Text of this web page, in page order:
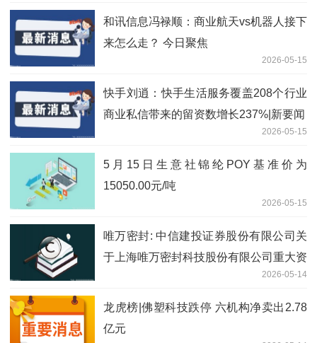
和讯信息冯禄顺：商业航天vs机器人接下
来怎么走？ 今日聚焦
2026-05-15
快手刘逍：快手生活服务覆盖208个行业
商业私信带来的留资数增长237%|新要闻
2026-05-15
5月15日生意社锦纶POY基准价为
15050.00元/吨
2026-05-15
唯万密封: 中信建投证券股份有限公司关
于上海唯万密封科技股份有限公司重大资
产购买之2025年度业绩承诺实现情况的
核查意见
2026-05-14
龙虎榜|佛塑科技跌停 六机构净卖出2.78
亿元